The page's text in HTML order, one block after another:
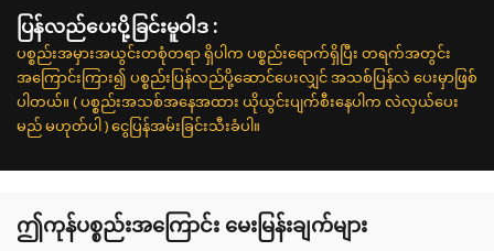
ပြန်လည်ပေးပို့ခြင်းမူဝါဒ :
ပစ္စည်းအမှားအယွင်းတစုံတရာ ရှိပါက ပစ္စည်းရောက်ရှိပြီး တရက်အတွင်း
အကြောင်းကြား၍ ပစ္စည်းပြန်လည်ပို့ဆောင်ပေးလျှင် အသစ်ပြန်လဲ ပေးမှာဖြစ်
ပါတယ်။ ( ပစ္စည်းအသစ်အနေအထား ယိုယွင်းပျက်စီးနေပါက လဲလှယ်ပေး
မည် မဟုတ်ပါ ) ငွေပြန်အမ်းခြင်းသီးခံပါ။
ဤကုန်ပစ္စည်းအကြောင်း မေးမြန်းချက်များ